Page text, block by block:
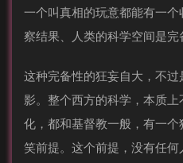
一个叫真相的玩意都能有一
察结果、人类的科学空间是完
这种完备性的狂妄自大，不
影。整个西方的科学，本质
化，都和基督教一般，有一
笑前提。这个前提，没有任